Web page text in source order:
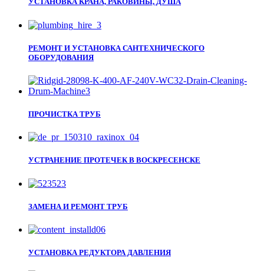
РЕМОНТ И УСТАНОВКА САНТЕХНИЧЕСКОГО
ОБОРУДОВАНИЯ
ПРОЧИСТКА ТРУБ
УСТРАНЕНИЕ ПРОТЕЧЕК В ВОСКРЕСЕНСКЕ
ЗАМЕНА И РЕМОНТ ТРУБ
УСТАНОВКА РЕДУКТОРА ДАВЛЕНИЯ